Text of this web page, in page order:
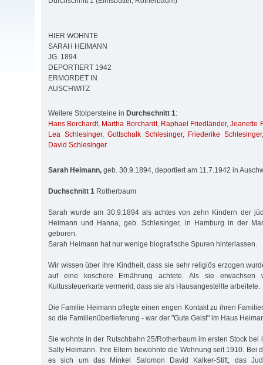
HIER WOHNTE
SARAH HEIMANN
JG. 1894
DEPORTIERT 1942
ERMORDET IN
AUSCHWITZ
Weitere Stolpersteine in Durchschnitt 1:
Hans Borchardt, Martha Borchardt, Raphael Friedländer,Jeanette
Lea Schlesinger,Gottschalk Schlesinger, Friederike Schlesinger
David Schlesinger
Sarah Heimann, geb. 30.9.1894, deportiert am 11.7.1942 in
Duchschnitt 1 Rotherbaum
Sarah wurde am 30.9.1894 als achtes von zehn Kindern der
Heimann und Hanna, geb. Schlesinger, in Hamburg in der
geboren.
Sarah Heimann hat nur wenige biografische Spuren hinterlassen.
Wir wissen über ihre Kindheit, dass sie sehr religiös erzogen
auf eine koschere Ernährung achtete. Als sie erwachsen
Kultussteuerkarte vermerkt, dass sie als Hausangestellte arbeitete.
Die Familie Heimann pflegte einen engen Kontakt zu ihren
so die Familienüberlieferung - war der "Gute Geist" im Haus
Sie wohnte in der Rutschbahn 25/Rotherbaum im ersten Stock bei
Sally Heimann. Ihre Eltern bewohnte die Wohnung seit 1910. Bei
es sich um das Minkel Salomon David Kalker-Stift, das